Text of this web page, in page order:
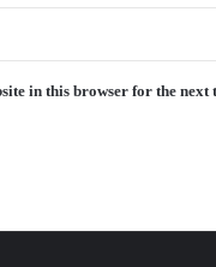
in this browser for the next